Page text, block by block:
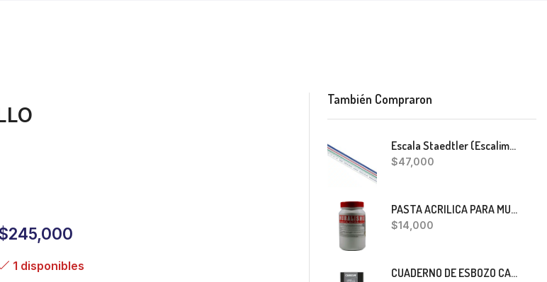
245,000
1 disponibles
También Compraron
Escala Staedtler (Escalimetro)
$47,000
PASTA ACRILICA PARA MURALISMO 400 GRS
$14,000
CUADERNO DE ESBOZO CANSON ONE